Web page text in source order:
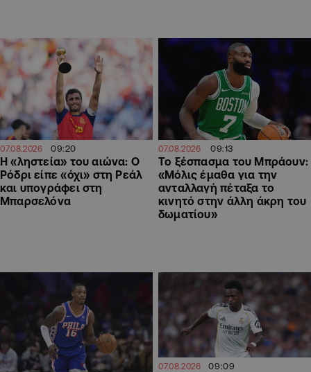
07.08.2026 09:20
Η «ληστεία» του αιώνα: Ο
Ρόδρι είπε «όχι» στη Ρεάλ
και υπογράφει στη
Μπαρσελόνα
07.08.2026 09:13
Το ξέσπασμα του Μπράουν:
«Μόλις έμαθα για την
ανταλλαγή πέταξα το
κινητό στην άλλη άκρη του
δωματίου»
07.08.2026 09:09